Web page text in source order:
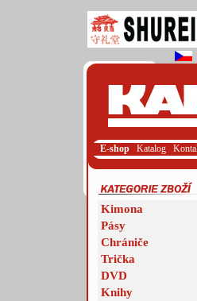
E-shop Katalog
Kimona
Pásy
Chrániče
Trička
DVD
Knihy